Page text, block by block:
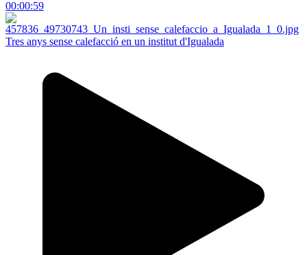
00:00:59
Tres anys sense calefacció en un institut d'Igualada